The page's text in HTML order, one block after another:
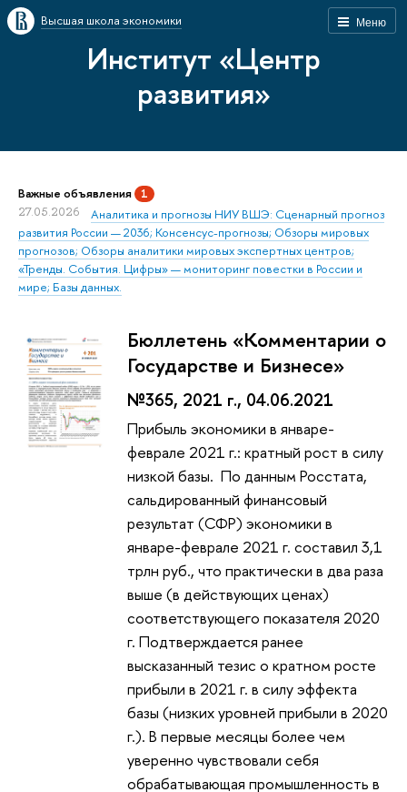
Меню
Высшая школа экономики
Институт «Центр
развития»
Важные объявления 1
27.05.2026
Аналитика и прогнозы НИУ ВШЭ: Сценарный прогноз
развития России — 2036; Консенсус-прогнозы; Обзоры мировых
прогнозов; Обзоры аналитики мировых экспертных центров;
«Тренды. События. Цифры» — мониторинг повестки в России и
мире; Базы данных.
Бюллетень «Комментарии о
Государстве и Бизнесе»
№365, 2021 г., 04.06.2021
Прибыль экономики в январе-
феврале 2021 г.: кратный рост в силу
низкой базы. По данным Росстата,
сальдированный финансовый
результат (СФР) экономики в
январе-феврале 2021 г. составил 3,1
трлн руб., что практически в два раза
выше (в действующих ценах)
соответствующего показателя 2020
г. Подтверждается ранее
высказанный тезис о кратном росте
прибыли в 2021 г. в силу эффекта
базы (низких уровней прибыли в 2020
г.). В первые месяцы более чем
уверенно чувствовали себя
обрабатывающая промышленность в